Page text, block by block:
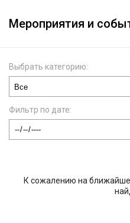
Мероприятия и
Выбрать категорию:
Фильтр по дате:
К сожалению на